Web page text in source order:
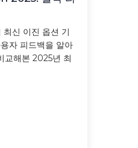
신 이진 옵션 기
자 피드백을 알아
교해본 2025년 최